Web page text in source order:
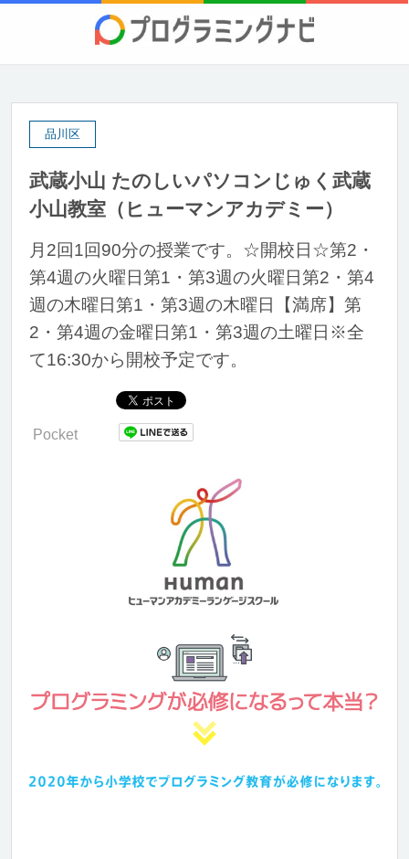
品川区
武蔵小山 たのしいパソコンじゅく武蔵
小山教室（ヒューマンアカデミー）
月2回1回90分の授業です。☆開校日☆第2・
第4週の火曜日第1・第3週の火曜日第2・第4
週の木曜日第1・第3週の木曜日【満席】第
2・第4週の金曜日第1・第3週の土曜日※全
て16:30から開校予定です。
Pocket